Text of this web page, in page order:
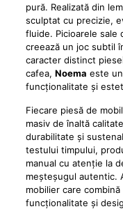
pură. Realizată din
sculptat cu precizie,
fluide. Picioarele sale
creează un joc subtil
caracter distinct
cafea, Noema este
funcționalitate și
Fiecare piesă de
masiv de înaltă
durabilitate și
testului timpului,
manual cu atenție la
meșteșugul autentic.
mobilier care
funcționalitate și